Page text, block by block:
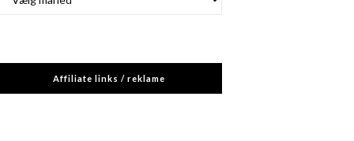
Affiliate links / reklame